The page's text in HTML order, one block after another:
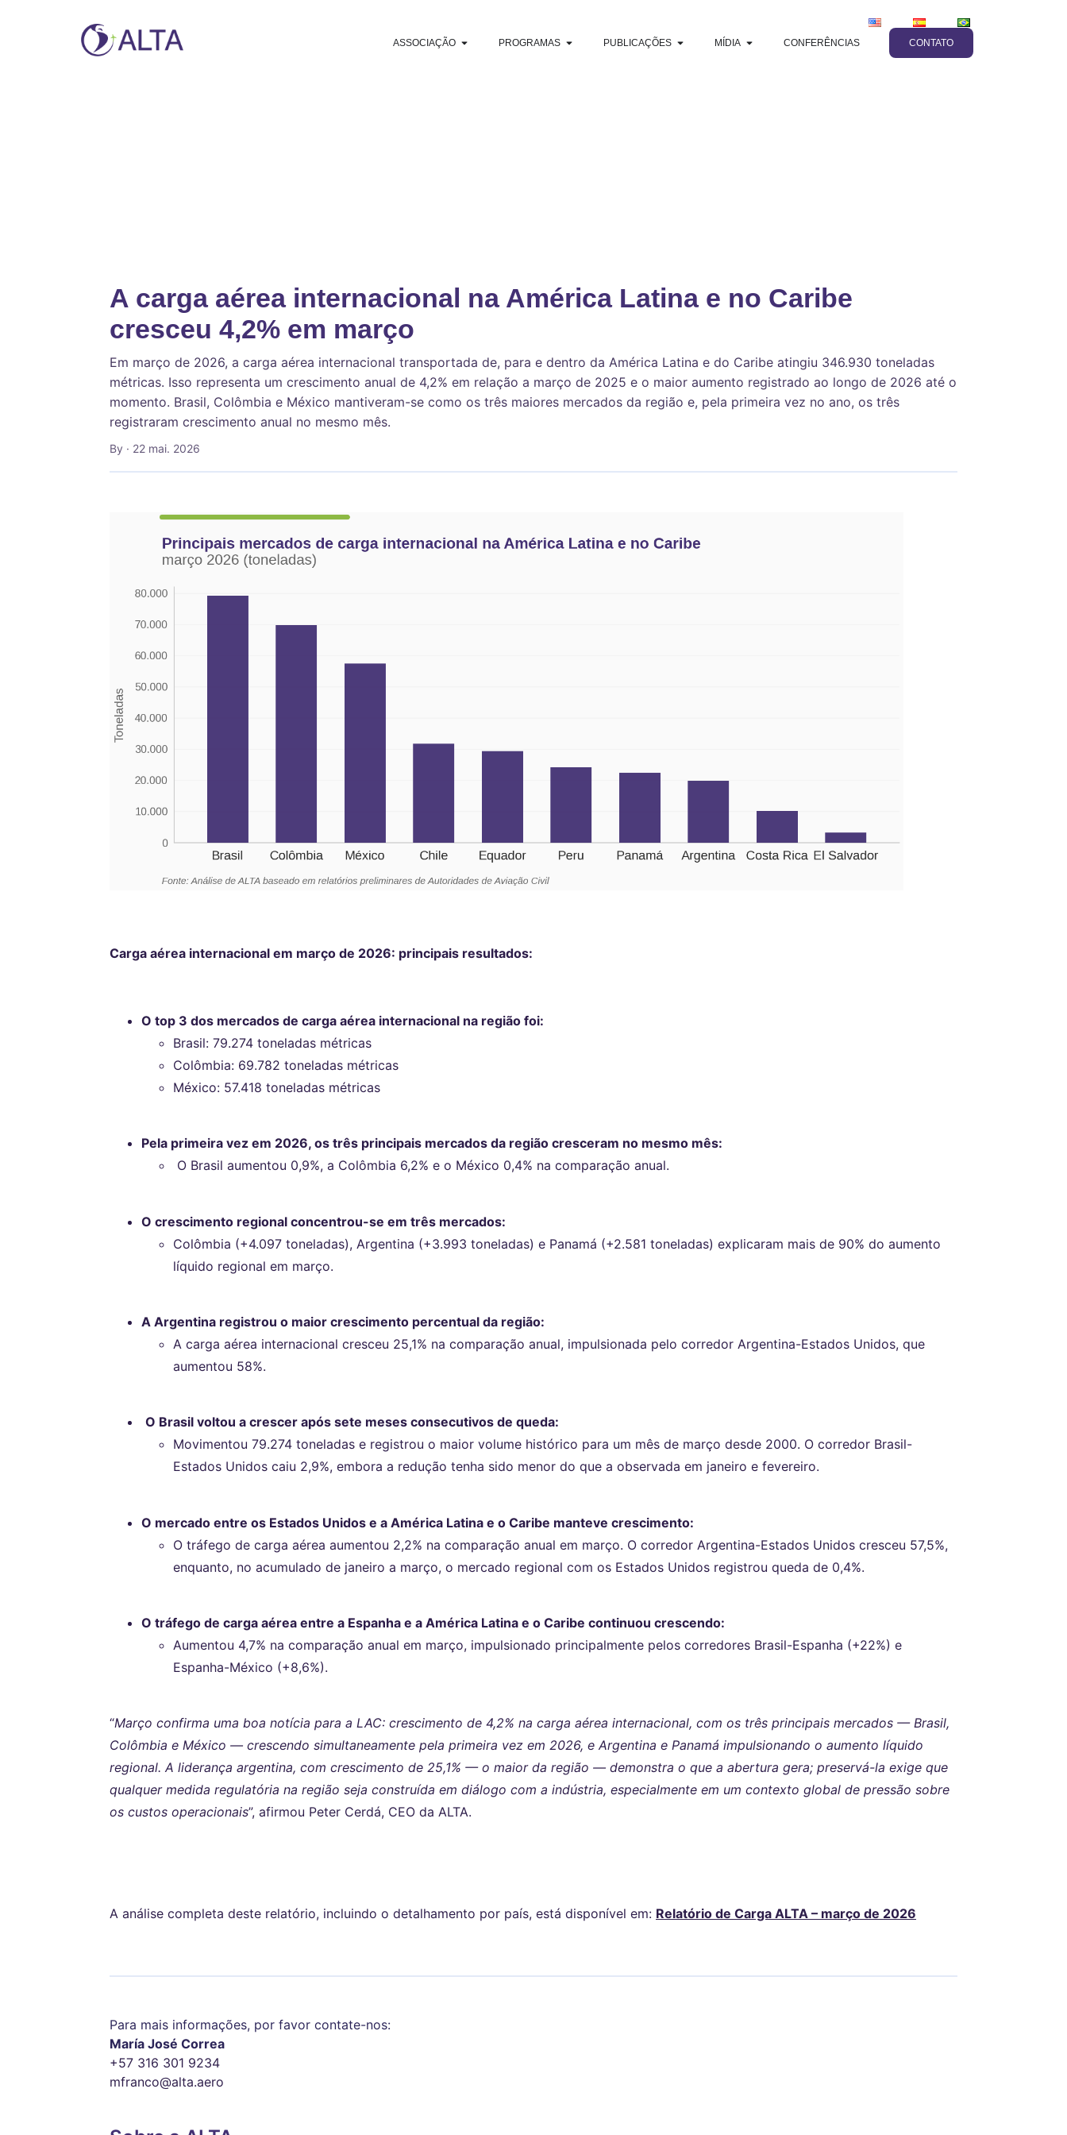
ASSOCIAÇÃO PROGRAMAS PUBLICAÇÕES MÍDIA CONFERÊNCIAS CONTATO
A carga aérea internacional na América Latina e no Caribe
cresceu 4,2% em março
Em março de 2026, a carga aérea internacional transportada de, para e dentro da América Latina e do Caribe atingiu 346.930 toneladas
métricas. Isso representa um crescimento anual de 4,2% em relação a março de 2025 e o maior aumento registrado ao longo de 2026 até o
momento. Brasil, Colômbia e México mantiveram-se como os três maiores mercados da região e, pela primeira vez no ano, os três
registraram crescimento anual no mesmo mês.
By · 22 mai. 2026
Carga aérea internacional em março de 2026: principais resultados:
O top 3 dos mercados de carga aérea internacional na região foi:
Brasil: 79.274 toneladas métricas
Colômbia: 69.782 toneladas métricas
México: 57.418 toneladas métricas
Pela primeira vez em 2026, os três principais mercados da região cresceram no mesmo mês:
O Brasil aumentou 0,9%, a Colômbia 6,2% e o México 0,4% na comparação anual.
O crescimento regional concentrou-se em três mercados:
Colômbia (+4.097 toneladas), Argentina (+3.993 toneladas) e Panamá (+2.581 toneladas) explicaram mais de 90% do aumento
líquido regional em março.
A Argentina registrou o maior crescimento percentual da região:
A carga aérea internacional cresceu 25,1% na comparação anual, impulsionada pelo corredor Argentina-Estados Unidos, que
aumentou 58%.
O Brasil voltou a crescer após sete meses consecutivos de queda:
Movimentou 79.274 toneladas e registrou o maior volume histórico para um mês de março desde 2000. O corredor Brasil-
Estados Unidos caiu 2,9%, embora a redução tenha sido menor do que a observada em janeiro e fevereiro.
O mercado entre os Estados Unidos e a América Latina e o Caribe manteve crescimento:
O tráfego de carga aérea aumentou 2,2% na comparação anual em março. O corredor Argentina-Estados Unidos cresceu 57,5%,
enquanto, no acumulado de janeiro a março, o mercado regional com os Estados Unidos registrou queda de 0,4%.
O tráfego de carga aérea entre a Espanha e a América Latina e o Caribe continuou crescendo:
Aumentou 4,7% na comparação anual em março, impulsionado principalmente pelos corredores Brasil-Espanha (+22%) e
Espanha-México (+8,6%).
“Março confirma uma boa notícia para a LAC: crescimento de 4,2% na carga aérea internacional, com os três principais mercados — Brasil,
Colômbia e México — crescendo simultaneamente pela primeira vez em 2026, e Argentina e Panamá impulsionando o aumento líquido
regional. A liderança argentina, com crescimento de 25,1% — o maior da região — demonstra o que a abertura gera; preservá-la exige que
qualquer medida regulatória na região seja construída em diálogo com a indústria, especialmente em um contexto global de pressão sobre
os custos operacionais”, afirmou Peter Cerdá, CEO da ALTA.
A análise completa deste relatório, incluindo o detalhamento por país, está disponível em: Relatório de Carga ALTA – março de 2026
Para mais informações, por favor contate-nos:
María José Correa
+57 316 301 9234
mfranco@alta.aero